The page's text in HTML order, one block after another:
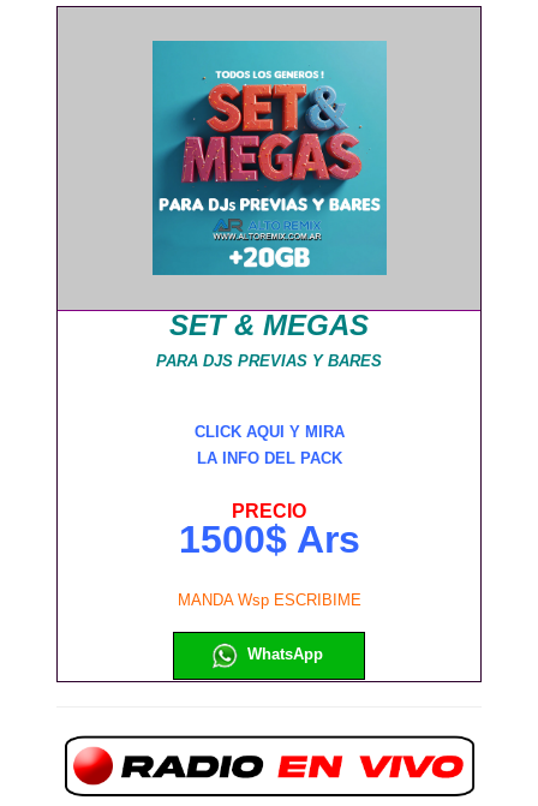
SET & MEGAS
PARA DJS PREVIAS Y BARES
CLICK AQUI Y MIRA
LA INFO DEL PACK
PRECIO
1500$ Ars
MANDA Wsp ESCRIBIME
WhatsApp